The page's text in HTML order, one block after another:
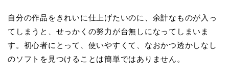
自分の作品をきれいに仕上げたいのに、余計なものが入っ
てしまうと、せっかくの努力が台無しになってしまいま
す。初心者にとって、使いやすくて、なおかつ透かしなし
のソフトを見つけることは簡単ではありません。